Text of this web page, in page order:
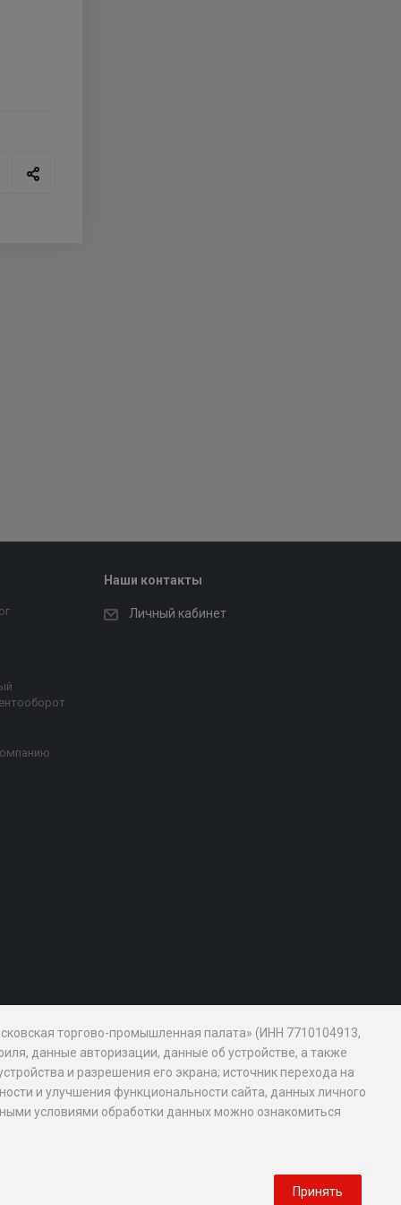
Наши контакты
Личный кабинет
торгово-промышленная палата» (ИНН 7710104913,
данные авторизации, данные об устройстве, а также
и разрешения его экрана; источник перехода на
и улучшения функциональности сайта, данных личного
условиями обработки данных можно ознакомиться
Принять